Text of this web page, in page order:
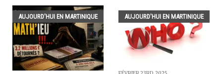
AUJOURD'HUI EN MARTINIQUE AUJOURD'HUI EN MARTINIQUE